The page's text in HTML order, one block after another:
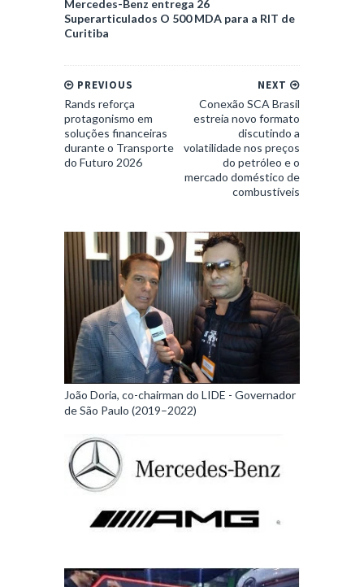
Mercedes-Benz entrega 26
Superarticulados O 500 MDA para a RIT de
Curitiba
NEXT
Conexão SCA Brasil
estreia novo formato
discutindo a
volatilidade nos preços
do petróleo e o
mercado doméstico de
combustíveis
PREVIOUS
Rands reforça
protagonismo em
soluções financeiras
durante o Transporte
do Futuro 2026
João Doria, co-chairman do LIDE - Governador
de São Paulo (2019–2022)